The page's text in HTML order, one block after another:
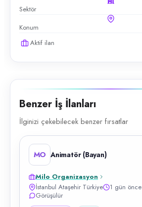
Sektör
Konum
Aktif ilan
Benzer İş İlanları
İlginizi çekebilecek benzer fırsatlar
MO Animatör (Bayan)
Milo Organizasyon
İstanbul Ataşehir Türkiye
1 gün önce
Görüşülür